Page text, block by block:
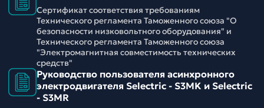
Сертификат соответствия требованиям
Технического регламента Таможенного союза "О
безопасности низковольтного оборудования" и
Технического регламента Таможенного союза
"Электромагнитная совместимость технических
средств"
Руководство пользователя асинхронного
электродвигателя Selectric - S3MK и Selectric
- S3MR